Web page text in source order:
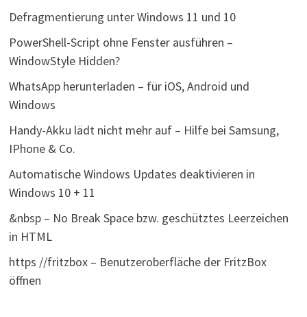
Defragmentierung unter Windows 11 und 10
PowerShell-Script ohne Fenster ausführen –
WindowStyle Hidden?
WhatsApp herunterladen – für iOS, Android und
Windows
Handy-Akku lädt nicht mehr auf – Hilfe bei Samsung,
IPhone & Co.
Automatische Windows Updates deaktivieren in
Windows 10 + 11
&nbsp – No Break Space bzw. geschütztes Leerzeichen
in HTML
https //fritzbox – Benutzeroberfläche der FritzBox
öffnen